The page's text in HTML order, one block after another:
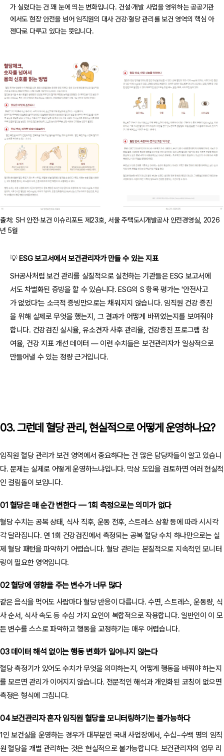
가 실렸다는 건 꽤 눈에 띄는 변화입니다. 건설·개발 사업을 영위하는 공공기관
에서도 현장 안전을 넘어 임직원의 대사 건강·혈당 관리를 보건 영역의 핵심 아
젠다로 다루고 있다는 뜻입니다.
출처: SH 안전·보건 이슈리포트 제23호, 서울 주택도시개발공사 안전경영실, 2026
년 5월
💡 ESG 보고서에서 보건관리자가 만들 수 있는 지표
SH공사처럼 보건 관리를 실질적으로 실천하는 기관들은 ESG 보고서에
서도 차별화된 증빙을 할 수 있습니다. ESG의 S 항목 평가는 '안전사고
가 없었다'는 소극적 증빙만으로는 채워지지 않습니다. 임직원 건강 증진
을 위해 실제로 무엇을 했는지, 그 결과가 어떻게 바뀌었는지를 보여줘야
합니다. 건강검진 실시율, 유소견자 사후 관리율, 건강증진 프로그램 참
여율, 건강 지표 개선 데이터 — 이런 수치들은 보건관리자가 일상적으로
만들어낼 수 있는 정량 근거입니다.
03. 그런데 혈당 관리, 현실적으로 어떻게 운영하나요?
임직원 혈당 관리가 보건 영역에서 중요하다는 건 많은 담당자들이 알고 있습니
다. 문제는 실제로 어떻게 운영하느냐입니다. 막상 도입을 검토하면 여러 현실적
인 걸림돌이 보입니다.
01 혈당은 매 순간 변한다 — 1회 측정으로는 의미가 없다
혈당 수치는 공복 상태, 식사 직후, 운동 전후, 스트레스 상황 등에 따라 시시각
각 달라집니다. 연 1회 건강검진에서 측정되는 공복 혈당 수치 하나만으로는 실
제 혈당 패턴을 파악하기 어렵습니다. 혈당 관리는 본질적으로 지속적인 모니터
링이 필요한 영역입니다.
02 혈당에 영향을 주는 변수가 너무 많다
같은 음식을 먹어도 사람마다 혈당 반응이 다릅니다. 수면, 스트레스, 운동량, 식
사 순서, 식사 속도 등 수십 가지 요인이 복합적으로 작용합니다. 일반인이 이 모
든 변수를 스스로 파악하고 행동을 교정하기는 매우 어렵습니다.
03 데이터 해석 없이는 행동 변화가 일어나지 않는다
혈당 측정기가 있어도 수치가 무엇을 의미하는지, 어떻게 행동을 바꿔야 하는지
를 모르면 관리가 이어지지 않습니다. 전문적인 해석과 개인화된 코칭이 없으면
측정은 형식에 그칩니다.
04 보건관리자 혼자 임직원 혈당을 모니터링하기는 불가능하다
1인 보건실을 운영하는 경우가 대부분인 국내 사업장에서, 수십~수백 명의 임직
원 혈당을 개별 관리하는 것은 현실적으로 불가능합니다. 보건관리자의 업무 리